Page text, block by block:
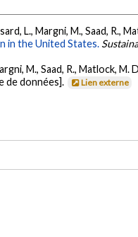
L., Margni, M., Saad, R.,
in the United States.
M., Saad, R., Matlock, M.
de données]. Lien externe